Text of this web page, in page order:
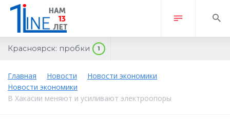
Красноярск: пробки 1
Главная Новости
Новости экономики
Новости экономики
В Хакасии меняют и усиливают электроопоры